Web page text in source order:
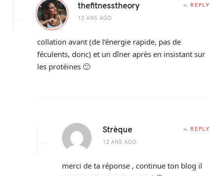
thefitnesstheory
12 ANS AGO
REPLY
collation avant (de l’énergie rapide, pas de
féculents, donc) et un dîner après en insistant sur
les protéines 🙂
Strèque
12 ANS AGO
REPLY
merci de ta réponse , continue ton blog il